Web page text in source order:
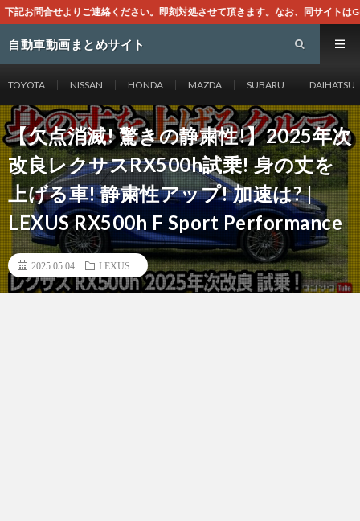
処させて頂きます。なお、同サイトはGoogleアドセンスによる広告を掲載し
自動車動画まとめサイト
TOYOTA NISSAN HONDA MAZDA SUBARU DAIHATSU
【欠点消滅! 驚きの静粛性!】2025年次
改良レクサスRX500h試乗! 身の丈を
上げる車! 静粛性アップ! 加速は? |
LEXUS RX500h F Sport Performance
2025.05.04 LEXUS